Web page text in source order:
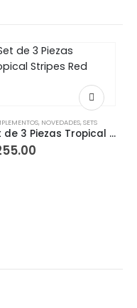
,SETS
, NOVEDADES,SETS
Set de 3 Piezas Tropical Stripes Red